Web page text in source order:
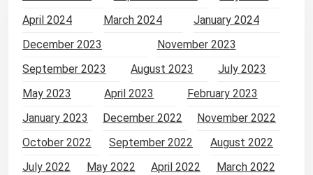
v
i
g
a
t
i
o
n
April 2024
March 2024
January 2024
December 2023
November 2023
September 2023
August 2023
July 2023
May 2023
April 2023
February 2023
January 2023
December 2022
November 2022
October 2022
September 2022
August 2022
July 2022
May 2022 April 2022
March 2022